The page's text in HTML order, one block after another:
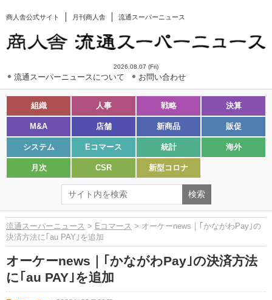
商人舎公式サイト 月刊商人舎 流通スーパーニュース
2026.08.07 (Fri)
流通スーパーニュースについて お問い合わせ
組織 人事 戦略 決算
M&A 店舗 新商品 販促
システム Eコマース 統計 海外
月次 CSR 新型コロナ
流通スーパーニュース > Eコマース > オーケーnews｜｢かながわPay｣の
決済方法に｢au PAY｣を追加
オーケーnews｜｢かながわPay｣の決済方法
に｢au PAY｣を追加